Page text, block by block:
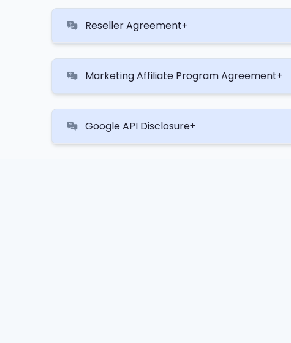
Reseller Agreement
Marketing Affiliate Program Agreement
Google API Disclosure